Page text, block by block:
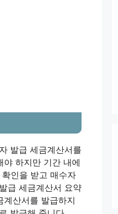
발급 세금계산서를
하지만 기간 내에
인을 받고 매수자
급 세금계산서 요약
산서를 발급하지